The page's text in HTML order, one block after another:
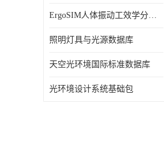
ErgoSIM人体振动工效学分析系统
照明灯具与光源数据库
天空光环境国际标准数据库
光环境设计系统基础包